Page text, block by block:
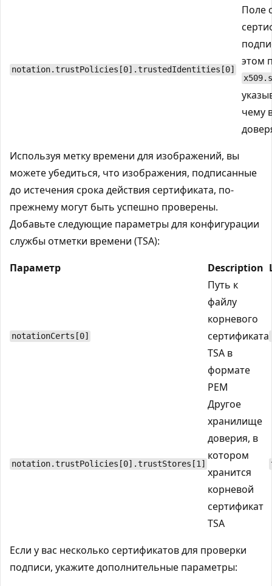
notation.trustPolicies[0].trustedIdentities[0]
Поле
этом
чему
Используя метку времени для изображений, вы
можете убедиться, что изображения, подписанные
до истечения срока действия сертификата, по-
прежнему могут быть успешно проверены.
Добавьте следующие параметры для конфигурации
службы отметки времени (TSA):
Параметр
Description
notationCerts[0]
Путь к
файлу
корневого
сертификата
TSA в
формате
PEM
notation.trustPolicies[0].trustStores[1]
Другое
хранилище
доверия, в
котором
хранится
корневой
сертификат
TSA
Если у вас несколько сертификатов для проверки
подписи, укажите дополнительные параметры: